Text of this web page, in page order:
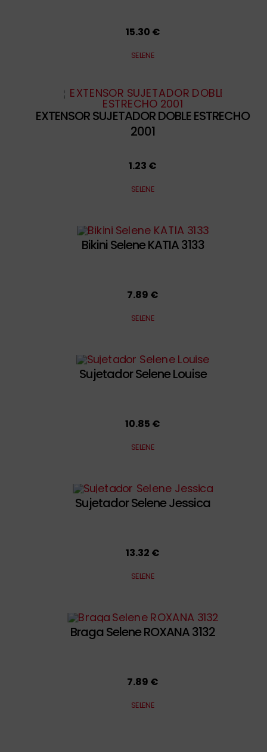
15.30 €
SELENE
EXTENSOR SUJETADOR DOBLE ESTRECHO
2001
1.23 €
SELENE
Bikini Selene KATIA 3133
7.89 €
SELENE
Sujetador Selene Louise
10.85 €
SELENE
Sujetador Selene Jessica
13.32 €
SELENE
Braga Selene ROXANA 3132
7.89 €
SELENE